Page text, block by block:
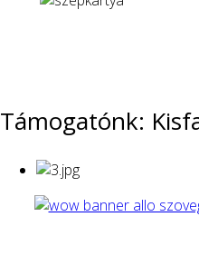
Támogatónk: